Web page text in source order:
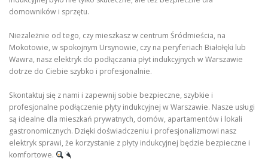
domowników i sprzętu.
Niezależnie od tego, czy mieszkasz w centrum Śródmieścia, na
Mokotowie, w spokojnym Ursynowie, czy na peryferiach Białołęki lub
Wawra, nasz elektryk do podłączania płyt indukcyjnych w Warszawie
dotrze do Ciebie szybko i profesjonalnie.
Skontaktuj się z nami i zapewnij sobie bezpieczne, szybkie i
profesjonalne podłączenie płyty indukcyjnej w Warszawie. Nasze usługi
są idealne dla mieszkań prywatnych, domów, apartamentów i lokali
gastronomicznych. Dzięki doświadczeniu i profesjonalizmowi nasz
elektryk sprawi, że korzystanie z płyty indukcyjnej będzie bezpieczne i
komfortowe.